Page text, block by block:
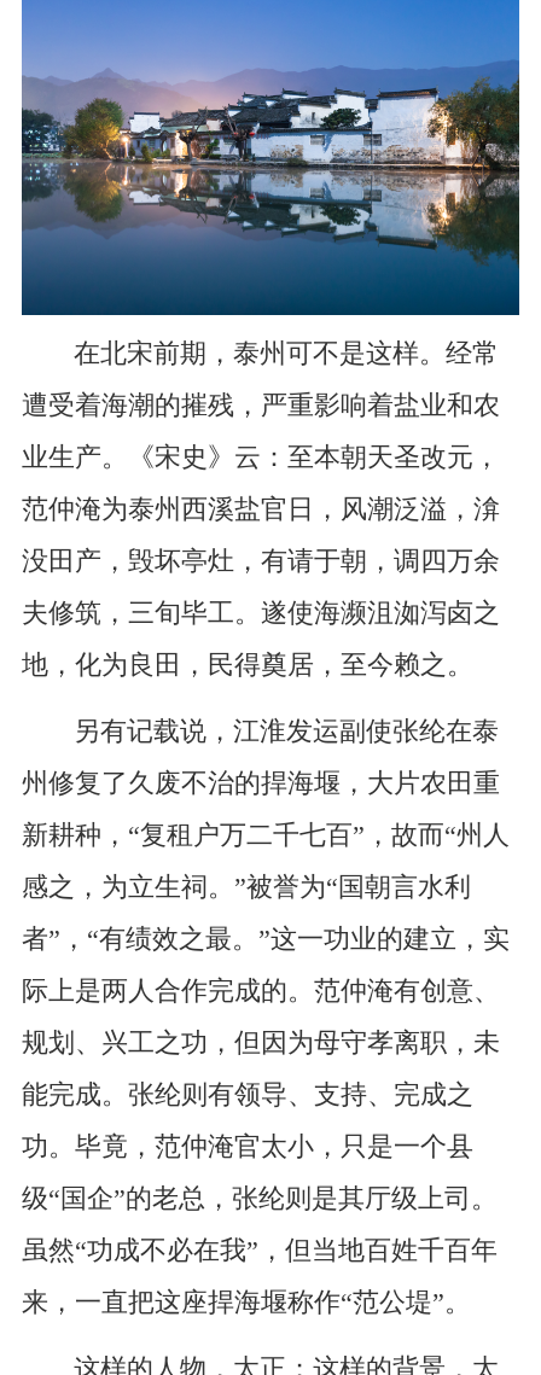
在北宋前期，泰州可不是这样。经常
遭受着海潮的摧残，严重影响着盐业和农
业生产。《宋史》云：至本朝天圣改元，
范仲淹为泰州西溪盐官日，风潮泛溢，渰
没田产，毁坏亭灶，有请于朝，调四万余
夫修筑，三旬毕工。遂使海濒沮洳泻卤之
地，化为良田，民得奠居，至今赖之。
另有记载说，江淮发运副使张纶在泰
州修复了久废不治的捍海堰，大片农田重
新耕种，“复租户万二千七百”，故而“州人
感之，为立生祠。”被誉为“国朝言水利
者”，“有绩效之最。”这一功业的建立，实
际上是两人合作完成的。范仲淹有创意、
规划、兴工之功，但因为母守孝离职，未
能完成。张纶则有领导、支持、完成之
功。毕竟，范仲淹官太小，只是一个县
级“国企”的老总，张纶则是其厅级上司。
虽然“功成不必在我”，但当地百姓千百年
来，一直把这座捍海堰称作“范公堤”。